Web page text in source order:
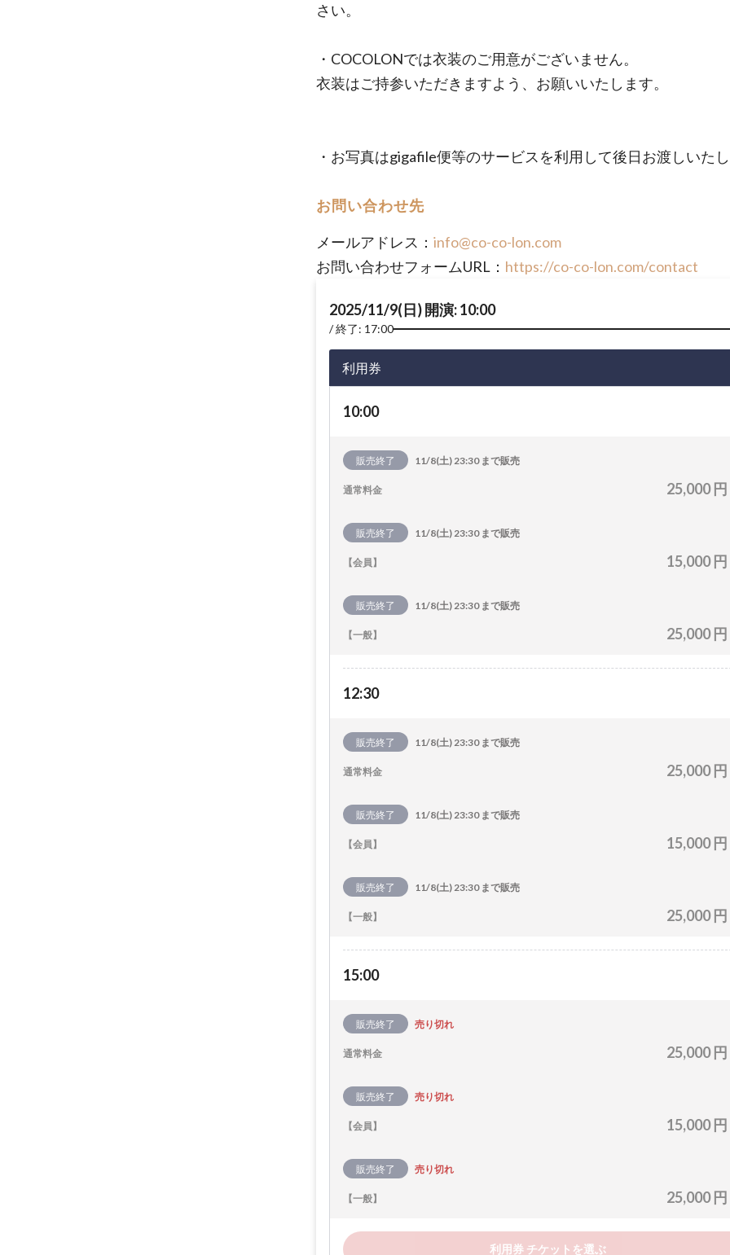
さい。
・COCOLONでは衣装のご用意がございません。
衣装はご持参いただきますよう、お願いいたします。
・お写真はgigafile便等のサービスを利用して後日お渡しいた
お問い合わせ先
メールアドレス： info@co-co-lon.com
お問い合わせフォームURL： https://co-co-lon.com/contact
2025/11/9(日) 開演: 10:00
終了: 17:00
利用券
10:00
販売終了 11/8(土) 23:30 まで販売
通常料金 25,000 円
販売終了 11/8(土) 23:30 まで販売
【会員】 15,000 円
販売終了 11/8(土) 23:30 まで販売
【一般】 25,000 円
12:30
販売終了 11/8(土) 23:30 まで販売
通常料金 25,000 円
販売終了 11/8(土) 23:30 まで販売
【会員】 15,000 円
販売終了 11/8(土) 23:30 まで販売
【一般】 25,000 円
15:00
販売終了 売り切れ
通常料金 25,000 円
販売終了 売り切れ
【会員】 15,000 円
販売終了 売り切れ
【一般】 25,000 円
利用券 チケットを選ぶ